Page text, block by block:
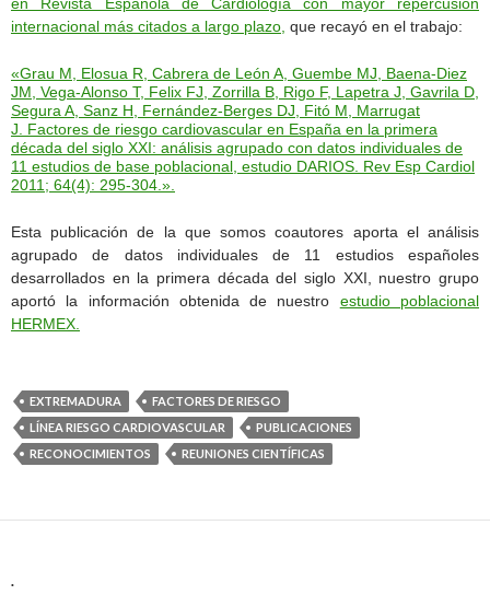
internacional más citados a largo plazo, que recayó en el trabajo:
«Grau M, Elosua R, Cabrera de León A, Guembe MJ, Baena-Diez
JM, Vega-Alonso T, Felix FJ, Zorrilla B, Rigo F, Lapetra J, Gavrila D,
Segura A, Sanz H, Fernández-Berges DJ, Fitó M, Marrugat
J. Factores de riesgo cardiovascular en España en la primera
década del siglo XXI: análisis agrupado con datos individuales de
11 estudios de base poblacional, estudio DARIOS. Rev Esp Cardiol
2011; 64(4): 295-304.».
Esta publicación de la que somos coautores aporta el análisis
agrupado de datos individuales de 11 estudios españoles
desarrollados en la primera década del siglo XXI, nuestro grupo
aportó la información obtenida de nuestro estudio poblacional
HERMEX.
EXTREMADURA
FACTORES DE RIESGO
LÍNEA RIESGO CARDIOVASCULAR
PUBLICACIONES
RECONOCIMIENTOS
REUNIONES CIENTÍFICAS
.